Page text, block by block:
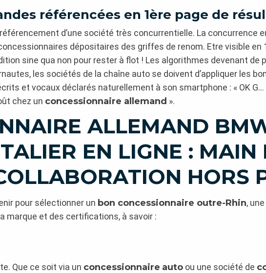
référencées en 1ère page de
d’une société très concurrentielle. La concurrence
dépositaires des griffes de renom. Etre visible en
sine qua non pour rester à flot ! Les algorithmes devenant de
les sociétés de la chaîne auto se doivent d’appliquer les
et vocaux déclarés naturellement à son smartphone : « OK G…
chez un concessionnaire allemand ».
ALLEMAND
EN LIGNE : MAIN
HORS
pour sélectionner un bon concessionnaire outre-Rhin,
marque et des certifications, à savoir :
Que ce soit via un concessionnaire auto ou une société de